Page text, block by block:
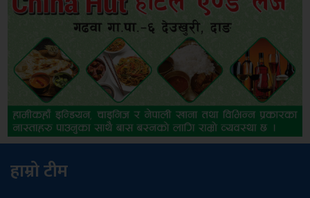
हाम्रो टीम